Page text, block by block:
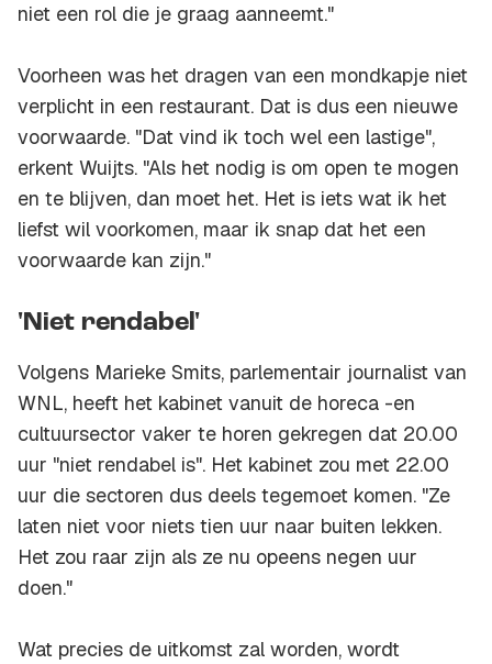
niet een rol die je graag aanneemt."
Voorheen was het dragen van een mondkapje niet
verplicht in een restaurant. Dat is dus een nieuwe
voorwaarde. "Dat vind ik toch wel een lastige",
erkent Wuijts. "Als het nodig is om open te mogen
en te blijven, dan moet het. Het is iets wat ik het
liefst wil voorkomen, maar ik snap dat het een
voorwaarde kan zijn."
'Niet rendabel'
Volgens Marieke Smits, parlementair journalist van
WNL, heeft het kabinet vanuit de horeca -en
cultuursector vaker te horen gekregen dat 20.00
uur "niet rendabel is". Het kabinet zou met 22.00
uur die sectoren dus deels tegemoet komen. "Ze
laten niet voor niets tien uur naar buiten lekken.
Het zou raar zijn als ze nu opeens negen uur
doen."
Wat precies de uitkomst zal worden, wordt